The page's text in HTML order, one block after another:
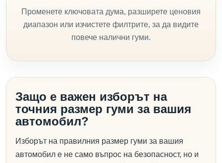
Променете ключовата дума, разширете ценовия
диапазон или изчистете филтрите, за да видите
повече налични гуми.
Защо е важен изборът на
точния размер гуми за вашия
автомобил?
Изборът на правилния размер гуми за вашия
автомобил е не само въпрос на безопасност, но и